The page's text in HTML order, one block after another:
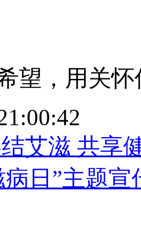
望，用关
艾滋 共享
日”主题宣